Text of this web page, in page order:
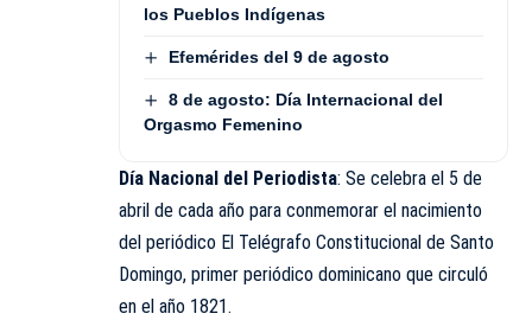
los Pueblos Indígenas
Efemérides del 9 de agosto
8 de agosto: Día Internacional del
Orgasmo Femenino
Día Nacional del Periodista: Se celebra el 5 de
abril de cada año para conmemorar el nacimiento
del periódico El Telégrafo Constitucional de Santo
Domingo, primer periódico dominicano que circuló
en el año 1821.